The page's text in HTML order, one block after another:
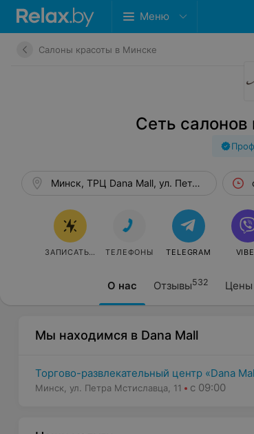
Меню
Салоны красоты в Минске
Сеть
О нас Отзывы532 Цены
Минск, ТРЦ Dana Mall, ул. Петра
ЗАПИСАТЬСЯ ТЕЛЕФОНЫ TELEGRAM
Мы находимся в Dana Mall
Торгово-развлекательный центр «Dana
Минск, ул. Петра Мстиславца, 11 с 09:00